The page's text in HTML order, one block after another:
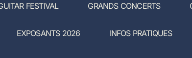
FESTIVAL GRANDS CONCERTS
EXPOSANTS 2026 INFOS PRATIQUES